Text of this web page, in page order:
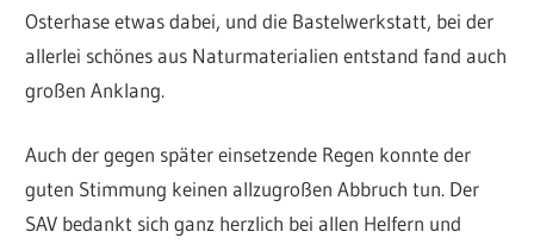
Osterhase etwas dabei, und die Bastelwerkstatt, bei der
allerlei schönes aus Naturmaterialien entstand fand auch
großen Anklang.
Auch der gegen später einsetzende Regen konnte der
guten Stimmung keinen allzugroßen Abbruch tun. Der
SAV bedankt sich ganz herzlich bei allen Helfern und